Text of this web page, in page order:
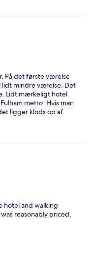
På det første værelse
lidt mindre værelse. Det
Lidt mærkeligt hotel
metro. Hvis man
ligger klods op af
hotel and walking
reasonably priced.